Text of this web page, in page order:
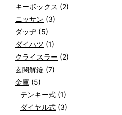
キーボックス (2)
ニッサン (3)
ダッヂ(5)
ダイハツ (1)
クライスラー (2)
玄関解錠 (7)
金庫 (5)
テンキー式 (1)
ダイヤル式 (3)